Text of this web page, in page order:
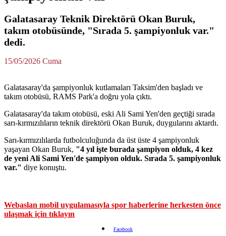
Galatasaray Teknik Direktörü Okan Buruk,
takım otobüsünde, "Sırada 5. şampiyonluk var."
dedi.
15/05/2026 Cuma
Galatasaray'da şampiyonluk kutlamaları Taksim'den başladı ve
takım otobüsü, RAMS Park'a doğru yola çıktı.
Galatasaray'da takım otobüsü, eski Ali Sami Yen'den geçtiği sırada
sarı-kırmızılıların teknik direktörü Okan Buruk, duygularını aktardı.
Sarı-kırmızılılarda futbolculuğunda da üst üste 4 şampiyonluk
yaşayan Okan Buruk, "4 yıl işte burada şampiyon olduk, 4 kez
de yeni Ali Sami Yen'de şampiyon olduk. Sırada 5. şampiyonluk
var." diye konuştu.
Webaslan mobil uygulamasıyla spor haberlerine herkesten önce
ulaşmak için tıklayın
Facebook